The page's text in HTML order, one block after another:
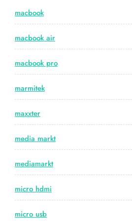
macbook
macbook air
macbook pro
marmitek
maxxter
media markt
mediamarkt
micro hdmi
micro usb